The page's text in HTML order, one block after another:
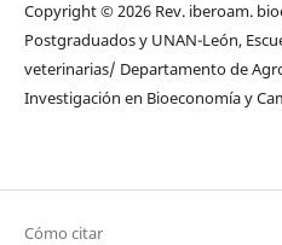
Copyright © 2026 Rev. iberoam.
Postgraduados y UNAN-León,
veterinarias/ Departamento de
Investigación en Bioeconomía y
Cómo citar